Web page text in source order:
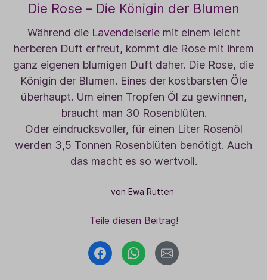
Die Rose – Die Königin der Blumen
Während die Lavendelseriemit einem leicht
herberen Duft erfreut, kommt die Rose mit ihrem
ganz eigenen blumigen Duft daher. Die Rose, die
Königin der Blumen. Eines der kostbarsten Öle
überhaupt. Um einen Tropfen Öl zu gewinnen,
braucht man 30 Rosenblüten.
Oder eindrucksvoller, für einen Liter Rosenöl
werden 3,5 Tonnen Rosenblüten benötigt. Auch
das macht es so wertvoll.
von Ewa Rutten
Teile diesen Beitrag!